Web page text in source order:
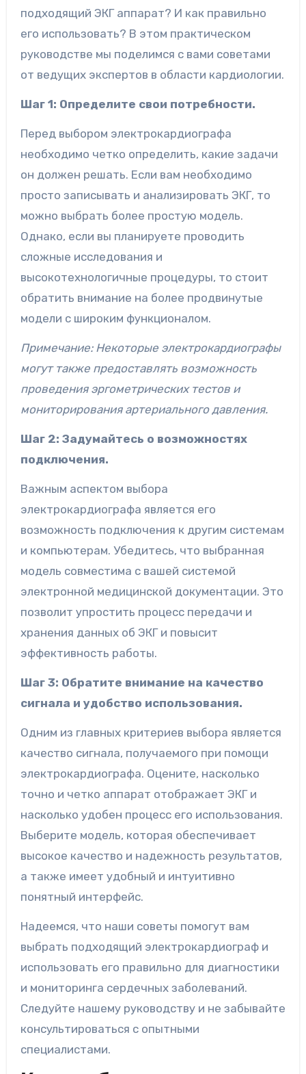
подходящий ЭКГ аппарат? И как правильно
его использовать? В этом практическом
руководстве мы поделимся с вами советами
от ведущих экспертов в области кардиологии.
Шаг 1: Определите свои потребности.
Перед выбором электрокардиографа
необходимо четко определить, какие задачи
он должен решать. Если вам необходимо
просто записывать и анализировать ЭКГ, то
можно выбрать более простую модель.
Однако, если вы планируете проводить
сложные исследования и
высокотехнологичные процедуры, то стоит
обратить внимание на более продвинутые
модели с широким функционалом.
Примечание: Некоторые электрокардиографы
могут также предоставлять возможность
проведения эргометрических тестов и
мониторирования артериального давления.
Шаг 2: Задумайтесь о возможностях
подключения.
Важным аспектом выбора
электрокардиографа является его
возможность подключения к другим системам
и компьютерам. Убедитесь, что выбранная
модель совместима с вашей системой
электронной медицинской документации. Это
позволит упростить процесс передачи и
хранения данных об ЭКГ и повысит
эффективность работы.
Шаг 3: Обратите внимание на качество
сигнала и удобство использования.
Одним из главных критериев выбора является
качество сигнала, получаемого при помощи
электрокардиографа. Оцените, насколько
точно и четко аппарат отображает ЭКГ и
насколько удобен процесс его использования.
Выберите модель, которая обеспечивает
высокое качество и надежность результатов,
а также имеет удобный и интуитивно
понятный интерфейс.
Надеемся, что наши советы помогут вам
выбрать подходящий электрокардиограф и
использовать его правильно для диагностики
и мониторинга сердечных заболеваний.
Следуйте нашему руководству и не забывайте
консультироваться с опытными
специалистами.